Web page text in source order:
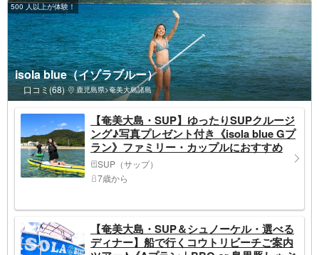
500 人以上が体験！
isola blue（イゾラブルー）
口コミ(68) 鹿児島県>奄美大島諸島
【奄美大島・SUP】ゆったりSUPクルージ
ング♪写真プレゼント付き《isola blue Gプ
ラン》ファミリー・カップルにおすすめ
SUP（サップ）
7歳から
【奄美大島・SUP＆シュノーケル・選べる
ディナー】船で行くコウトリビーチご案内